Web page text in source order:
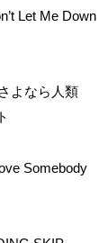
Let Me
なら人